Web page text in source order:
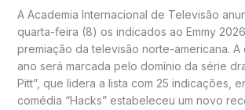
A Academia Internacional de Televisão
quarta-feira (8) os indicados ao Emmy
premiação da televisão norte-americana. A
ano será marcada pelo domínio da série
Pitt”, que lidera a lista com 25 indicações,
comédia “Hacks” estabeleceu um novo